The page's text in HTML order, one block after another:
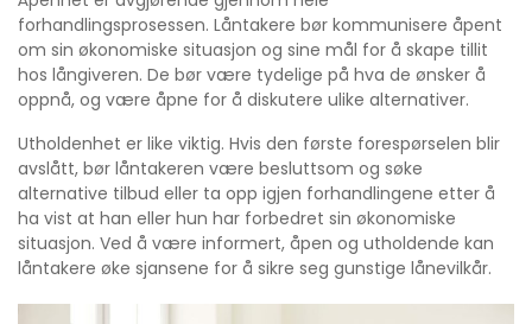
forhandlingsprosessen. Låntakere bør kommunisere åpent
om sin økonomiske situasjon og sine mål for å skape tillit
hos långiveren. De bør være tydelige på hva de ønsker å
oppnå, og være åpne for å diskutere ulike alternativer.
Utholdenhet er like viktig. Hvis den første forespørselen blir
avslått, bør låntakeren være besluttsom og søke
alternative tilbud eller ta opp igjen forhandlingene etter å
ha vist at han eller hun har forbedret sin økonomiske
situasjon. Ved å være informert, åpen og utholdende kan
låntakere øke sjansene for å sikre seg gunstige lånevilkår.